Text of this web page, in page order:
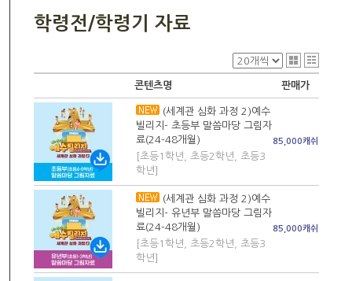
학령전/학령기 자료
콘텐츠명 판매가
(세계관 심화 과정 2)예수
빌리지- 초등부 말씀마당 그림자
료(24-48개월)
[초등1학년, 초등2학년, 초등3
학년]
85,000캐쉬
(세계관 심화 과정 2)예수
빌리지- 유년부 말씀마당 그림자
료(24-48개월)
[초등1학년, 초등2학년, 초등3
학년]
85,000캐쉬